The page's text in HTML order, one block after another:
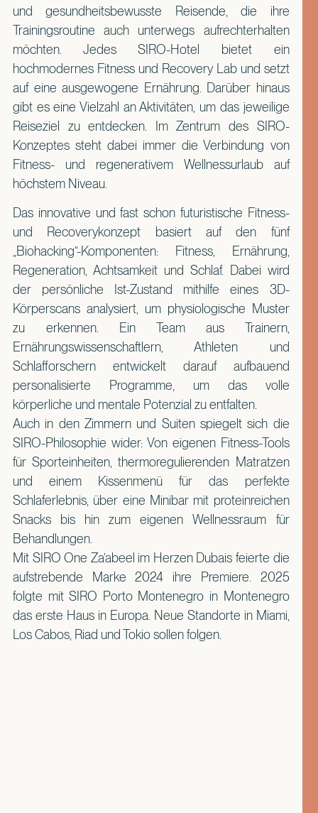
und gesundheitsbewusste Reisende, die ihre
Trainingsroutine auch unterwegs aufrechterhalten
möchten. Jedes SIRO-Hotel bietet ein
hochmodernes Fitness und Recovery Lab und setzt
auf eine ausgewogene Ernährung. Darüber hinaus
gibt es eine Vielzahl an Aktivitäten, um das jeweilige
Reiseziel zu entdecken. Im Zentrum des SIRO-
Konzeptes steht dabei immer die Verbindung von
Fitness- und regenerativem Wellnessurlaub auf
höchstem Niveau.
Das innovative und fast schon futuristische Fitness-
und Recoverykonzept basiert auf den fünf
„Biohacking“-Komponenten: Fitness, Ernährung,
Regeneration, Achtsamkeit und Schlaf. Dabei wird
der persönliche Ist-Zustand mithilfe eines 3D-
Körperscans analysiert, um physiologische Muster
zu erkennen. Ein Team aus Trainern,
Ernährungswissenschaftlern, Athleten und
Schlafforschern entwickelt darauf aufbauend
personalisierte Programme, um das volle
körperliche und mentale Potenzial zu entfalten.
Auch in den Zimmern und Suiten spiegelt sich die
SIRO-Philosophie wider: Von eigenen Fitness-Tools
für Sporteinheiten, thermoregulierenden Matratzen
und einem Kissenmenü für das perfekte
Schlaferlebnis, über eine Minibar mit proteinreichen
Snacks bis hin zum eigenen Wellnessraum für
Behandlungen.
Mit SIRO One Za’abeel im Herzen Dubais feierte die
aufstrebende Marke 2024 ihre Premiere. 2025
folgte mit SIRO Porto Montenegro in Montenegro
das erste Haus in Europa. Neue Standorte in Miami,
Los Cabos, Riad und Tokio sollen folgen.